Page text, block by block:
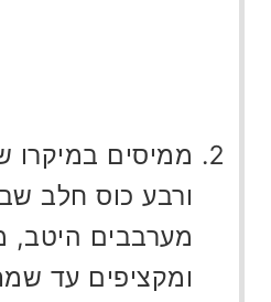
ממיסים במיקרו
ורבע כוס חלב
מערבבים היטב,
ומקציפים עד